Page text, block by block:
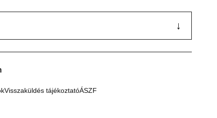
↓
Visszaküldés tájékoztatóÁSZF